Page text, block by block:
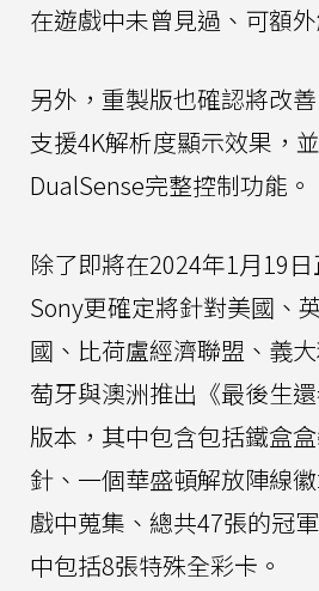
在遊戲中未曾見過、可額
另外，重製版也確認將改
支援4K解析度顯示效果，
DualSense完整控制功能。
除了即將在2024年1月19
Sony更確定將針對美國、
國、比荷盧經濟聯盟、義
萄牙與澳洲推出《最後生
版本，其中包含包括鐵盒
針、一個華盛頓解放陣線
戲中蒐集、總共47張的冠
中包括8張特殊全彩卡。